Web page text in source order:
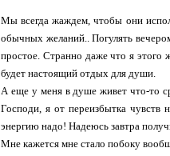
Мы всегда жаждем, чтобы они
обычных желаний.. Погулять
простое. Странно даже что я этого
будет настоящий отдых для души.
А еще у меня в душе живет что-то
Господи, я от переизбытка чувств
энергию надо! Надеюсь завтра
Мне кажется мне стало побоку